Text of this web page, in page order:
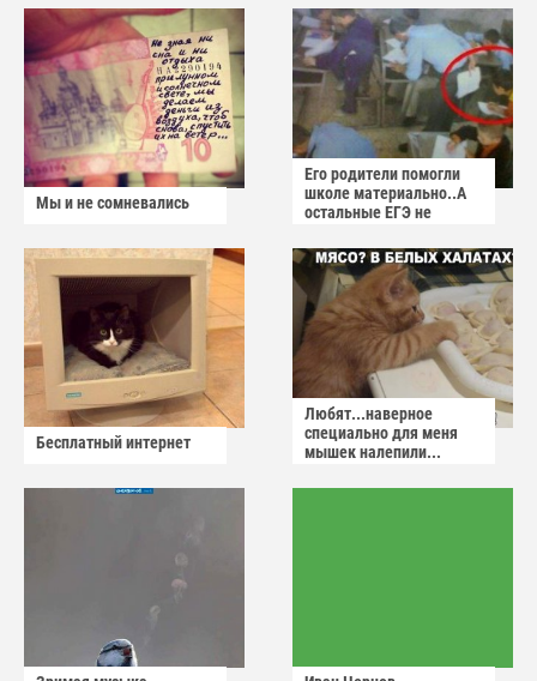
Мы и не сомневались
Его родители помогли
школе материально..А
остальные ЕГЭ не
Бесплатный интернет
Любят...наверное
специально для меня
мышек налепили...